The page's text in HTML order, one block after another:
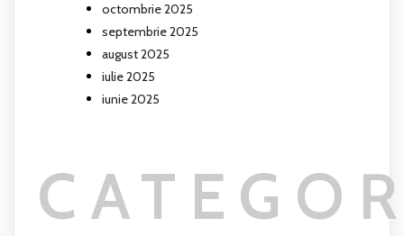
octombrie 2025
septembrie 2025
august 2025
iulie 2025
iunie 2025